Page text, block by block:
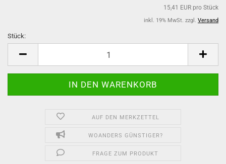
15,41 EUR pro Stück
inkl. 19% MwSt. zzgl. Versand
Stück:
AUF DEN MERKZETTEL
WOANDERS GÜNSTIGER?
FRAGE ZUM PRODUKT